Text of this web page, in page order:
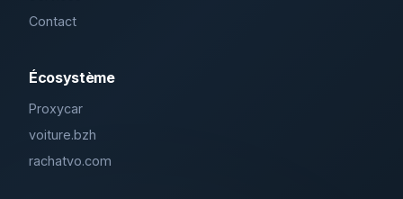
Contact
Écosystème
Proxycar
voiture.bzh
rachatvo.com